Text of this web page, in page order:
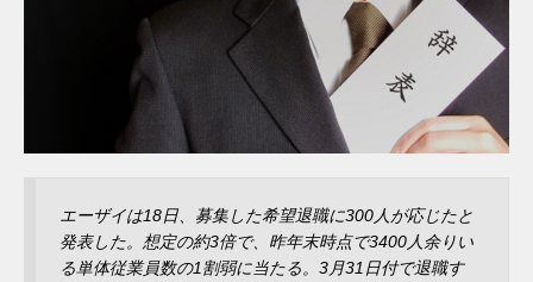
エーザイは18日、募集した希望退職に300人が応じたと
発表した。想定の約3倍で、昨年末時点で3400人余りい
る単体従業員数の1割弱に当たる。3月31日付で退職す